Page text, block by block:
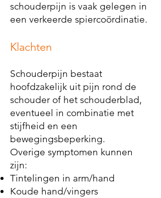
schouderpijn is vaak gelegen in
een verkeerde spiercoördinatie.
Klachten
Schouderpijn bestaat
hoofdzakelijk uit pijn rond de
schouder of het schouderblad,
eventueel in combinatie met
stijfheid en een
bewegingsbeperking.
Overige symptomen kunnen
zijn:
Tintelingen in arm/hand
Koude hand/vingers